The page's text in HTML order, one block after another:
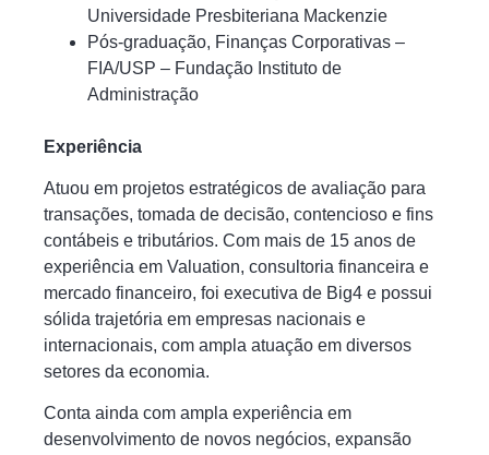
Universidade Presbiteriana Mackenzie
Pós-graduação, Finanças Corporativas –
FIA/USP – Fundação Instituto de
Administração
Experiência
Atuou em projetos estratégicos de avaliação para
transações, tomada de decisão, contencioso e fins
contábeis e tributários. Com mais de 15 anos de
experiência em Valuation, consultoria financeira e
mercado financeiro, foi executiva de Big4 e possui
sólida trajetória em empresas nacionais e
internacionais, com ampla atuação em diversos
setores da economia.
Conta ainda com ampla experiência em
desenvolvimento de novos negócios, expansão